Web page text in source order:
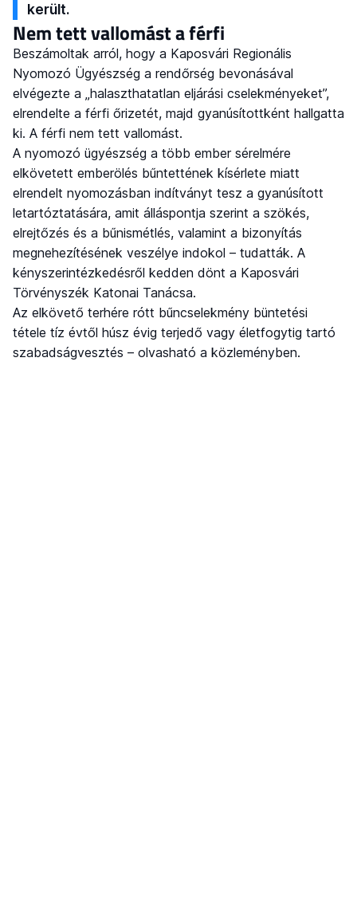
került.
Nem tett vallomást a férfi
Beszámoltak arról, hogy a Kaposvári Regionális
Nyomozó Ügyészség a rendőrség bevonásával
elvégezte a „halaszthatatlan eljárási cselekményeket”,
elrendelte a férfi őrizetét, majd gyanúsítottként hallgatta
ki. A férfi nem tett vallomást.
A nyomozó ügyészség a több ember sérelmére
elkövetett emberölés bűntettének kísérlete miatt
elrendelt nyomozásban indítványt tesz a gyanúsított
letartóztatására, amit álláspontja szerint a szökés,
elrejtőzés és a bűnismétlés, valamint a bizonyítás
megnehezítésének veszélye indokol – tudatták. A
kényszerintézkedésről kedden dönt a Kaposvári
Törvényszék Katonai Tanácsa.
Az elkövető terhére rótt bűncselekmény büntetési
tétele tíz évtől húsz évig terjedő vagy életfogytig tartó
szabadságvesztés – olvasható a közleményben.